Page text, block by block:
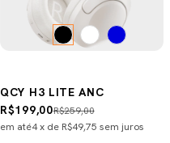
QCY H3 LITE ANC
R$259,00
R$199,00
em até4x de R$49,75 sem juros